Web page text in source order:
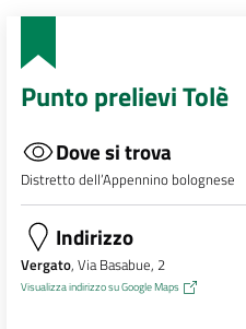
Punto prelievi Tolè
Dove si trova
Distretto dell’Appennino bolognese
Indirizzo
Vergato, Via Basabue, 2
Visualizza indirizzo su Google Maps